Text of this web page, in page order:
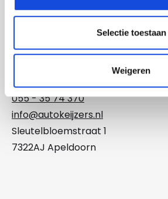
Selectie toestaan
Weigeren
info@autokeijzers.nl
Sleutelbloemstraat 29
Auto Keijzers Exclusives
055 - 35 74 370
info@autokeijzers.nl
Sleutelbloemstraat 1
7322AJ Apeldoorn